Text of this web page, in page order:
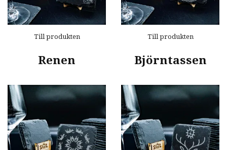
Till produkten
Renen
Till produkten
Björntassen